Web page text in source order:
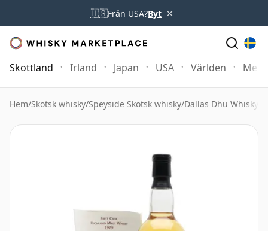
🇺🇸Från USA?Byt ×
Skottland Irland Japan USA Världen Mer
Hem/Skotsk whisky/Speyside Skotsk whisky/Dallas Dhu Whisky